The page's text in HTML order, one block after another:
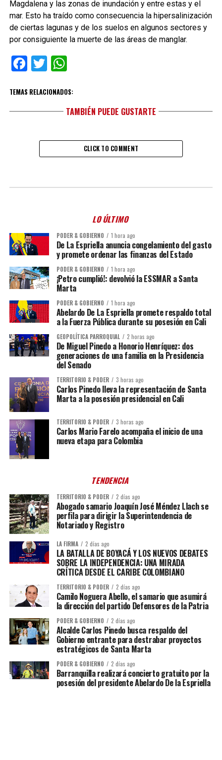
Magdalena y las zonas de inundación y entre estas y el
mar. Esto ha traído como consecuencia la hipersalinización
de ciertas lagunas y de los suelos en algunos sectores y
por consiguiente la muerte de las áreas de manglar.
Facebook
TwitterWhatsApp
TEMAS RELACIONADOS:
TAMBIÉN PUEDE GUSTARTE
CLICK TO COMMENT
LO ÚLTIMO
PODER & GOBIERNO 1 hora ago
De La Espriella anuncia congelamiento del gasto
y promete ordenar las finanzas del Estado
PODER & GOBIERNO 1 hora ago
¡Petro cumplió!: devolvió la ESSMAR a Santa
Marta
PODER & GOBIERNO 1 hora ago
Abelardo De La Espriella promete respaldo total
a la Fuerza Pública durante su posesión en Cali
GEOPOLÍTICA PARROQUIAL 2 horas ago
De Miguel Pinedo a Honorio Henríquez: dos
generaciones de una familia en la Presidencia
del Senado
TERRITORIO & PODER 3 horas ago
Carlos Pinedo lleva la representación de Santa
Marta a la posesión presidencial en Cali
TERRITORIO & PODER 3 horas ago
Carlos Mario Farelo acompaña el inicio de una
nueva etapa para Colombia
TENDENCIA
TERRITORIO & PODER 2 días ago
Abogado samario Joaquín José Méndez Llach se
perfila para dirigir la Superintendencia de
Notariado y Registro
LA FIRMA 2 días ago
LA BATALLA DE BOYACÁ Y LOS NUEVOS DEBATES
SOBRE LA INDEPENDENCIA: UNA MIRADA
CRÍTICA DESDE EL CARIBE COLOMBIANO
TERRITORIO & PODER 2 días ago
Camilo Noguera Abello, el samario que asumirá
la dirección del partido Defensores de la Patria
PODER & GOBIERNO 2 días ago
Alcalde Carlos Pinedo busca respaldo del
Gobierno entrante para destrabar proyectos
estratégicos de Santa Marta
PODER & GOBIERNO 2 días ago
Barranquilla realizará concierto gratuito por la
posesión del presidente Abelardo De la Espriella